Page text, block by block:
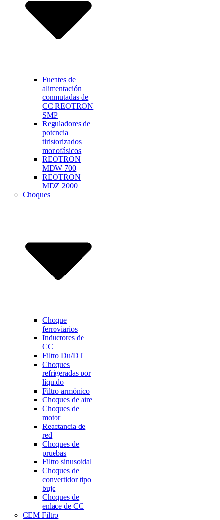
Fuentes de
alimentación
conmutadas de
CC REOTRON
SMP
Reguladores de
potencia
tiristorizados
monofásicos
REOTRON
MDW 700
REOTRON
MDZ 2000
Choques
Choque
ferroviarios
Inductores de
CC
Filtro Du/DT
Choques
refrigeradas por
líquido
Filtro armónico
Choques de aire
Choques de
motor
Reactancia de
red
Choques de
pruebas
Filtro sinusoidal
Choques de
convertidor tipo
buje
Choques de
enlace de CC
CEM Filtro